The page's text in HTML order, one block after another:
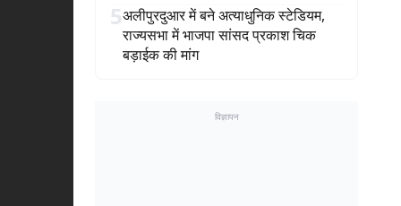
5अलीपुरदुआर में बने अत्याधुनिक स्टेडियम,
राज्यसभा में भाजपा सांसद प्रकाश चिक
बड़ाईक की मांग
विज्ञापन